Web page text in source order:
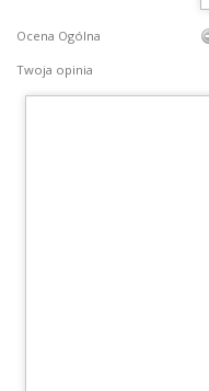
Ocena Ogólna
Twoja opinia